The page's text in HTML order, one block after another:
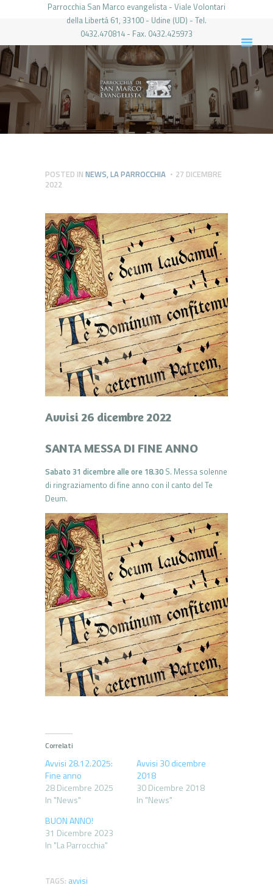
Parrocchia San Marco evangelista - Viale Volontari
della Libertá 61, 33100 - Udine (UD) - Tel.
0432.470814 - Fax. 0432.425973
PARROCCHIA DI SAN MARCO UDINE
HOME
LA PARROCCHIA
IL PARROCO
LE ATTIVITÀ
PIERABECH
FOTO E VIDEO
CONTATTI
LOGIN
POSTED IN NEWS,LA PARROCCHIA
27 DICEMBRE
2022
Avvisi 26 dicembre 2022
SANTA MESSA DI FINE ANNO
Sabato 31 dicembre alle ore 18.30 S. Messa solenne
di ringraziamento di fine anno con il canto del Te
Deum.
Correlati
Avvisi 28.12.2025:
Fine anno
28 Dicembre 2025
In "News"
Avvisi 30 dicembre
2018
30 Dicembre 2018
In "News"
BUON ANNO!
31 Dicembre 2023
In "La Parrocchia"
TAGS: avvisi